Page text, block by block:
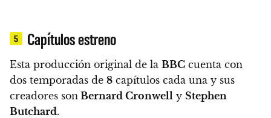
5 Capítulos estreno
Esta producción original de la BBC cuenta con
dos temporadas de 8 capítulos cada una y sus
creadores son Bernard Cronwell y Stephen
Butchard.